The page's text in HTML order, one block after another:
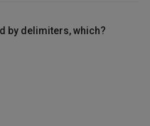
by delimiters, which?